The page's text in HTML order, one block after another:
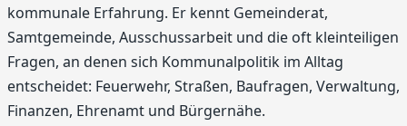
kommunale Erfahrung. Er kennt Gemeinderat,
Samtgemeinde, Ausschussarbeit und die oft kleinteiligen
Fragen, an denen sich Kommunalpolitik im Alltag
entscheidet: Feuerwehr, Straßen, Baufragen, Verwaltung,
Finanzen, Ehrenamt und Bürgernähe.